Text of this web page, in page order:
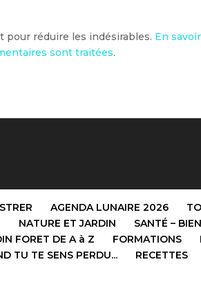
pour réduire les indésirables. En
sont traitées.
AGENDA LUNAIRE 2026
NATURE ET JARDIN SANTÉ –
FORET DE A à Z
FORMATIONS
TU TE SENS PERDU...
RECETTES